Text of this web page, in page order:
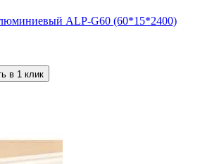
ALP-G60 (60*15*2400)
в 1 клик